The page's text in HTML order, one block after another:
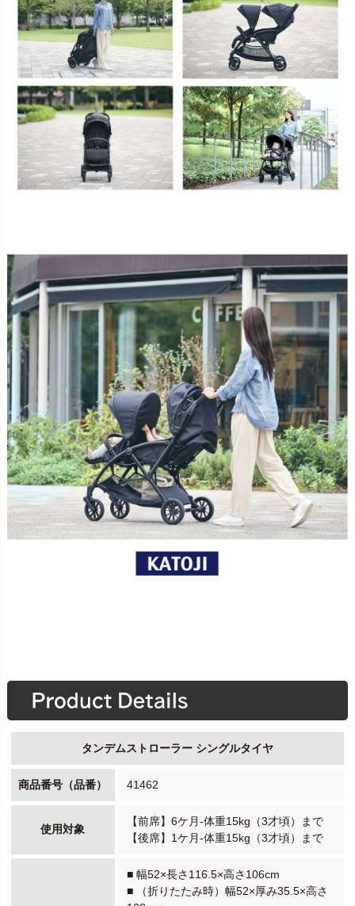
タンデムストローラー シングルタイヤ
商品番号（品番） 41462
使用対象
【前席】6ケ月-体重15kg（3才頃）まで
【後席】1ケ月-体重15kg（3才頃）まで
■ 幅52×長さ116.5×高さ106cm
■ （折りたたみ時）幅52×厚み35.5×高さ